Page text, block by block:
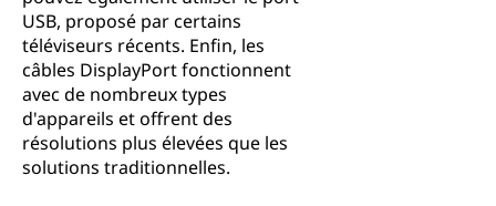
USB, proposé par certains
téléviseurs récents. Enfin, les
câbles DisplayPort fonctionnent
avec de nombreux types
d'appareils et offrent des
résolutions plus élevées que les
solutions traditionnelles.